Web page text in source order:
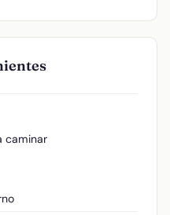
caminar